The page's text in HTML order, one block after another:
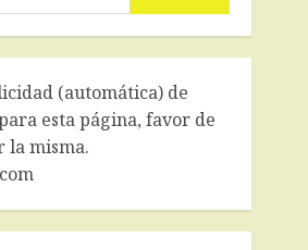
(automática) de
esta página, favor de
la misma.